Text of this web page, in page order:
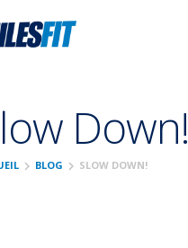
Down!
chevron_right BLOG chevron_right SLOW DOWN!